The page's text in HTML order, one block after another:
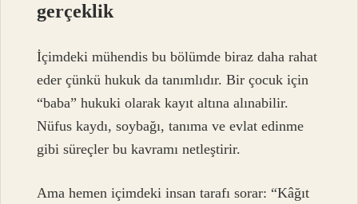
gerçeklik
İçimdeki mühendis bu bölümde biraz daha rahat
eder çünkü hukuk da tanımlıdır. Bir çocuk için
“baba” hukuki olarak kayıt altına alınabilir.
Nüfus kaydı, soybağı, tanıma ve evlat edinme
gibi süreçler bu kavramı netleştirir.
Ama hemen içimdeki insan tarafı sorar: “Kâğıt